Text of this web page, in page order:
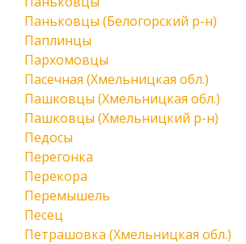
Паньковцы (Белогорский р-н)
Паплинцы
Пархомовцы
Пасечная (Хмельницкая обл.)
Пашковцы (Хмельницкая обл.)
Пашковцы (Хмельницкий р-н)
Педосы
Перегонка
Перекора
Перемышель
Песец
Петрашовка (Хмельницкая обл.)